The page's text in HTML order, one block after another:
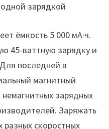
ёмкость 5 000 мА·ч.
45-ваттную зарядку и
последней в
магнитный
зарядных
Заряжать
разных скоростных